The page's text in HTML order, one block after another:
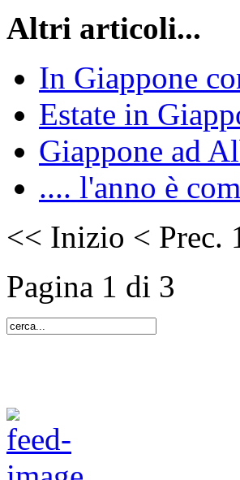
Altri articoli...
In Giappone
Estate in
Giappone ad
.... l'anno è
<< Inizio < Prec.
Pagina 1 di 3